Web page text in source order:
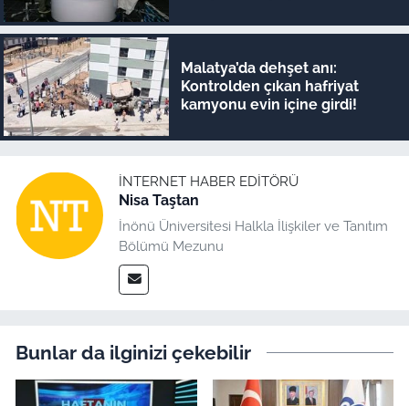
Malatya’da dehşet anı:
Kontrolden çıkan hafriyat
kamyonu evin içine girdi!
İNTERNET HABER EDITÖRÜ
Nisa Taştan
İnönü Üniversitesi Halkla İlişkiler ve Tanıtım
Bölümü Mezunu
Bunlar da ilginizi çekebilir